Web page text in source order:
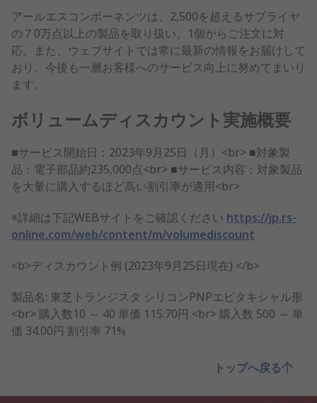
アールエスコンポーネンツは、2,500を超えるサプライヤ
の７0万点以上の製品を取り扱い、1個からご注文に対
応。また、ウェブサイトでは常に最新の情報をお届けして
おり、今後も一層お客様へのサービス向上に努めてまいり
ます。
ボリュームディスカウント実施概要
■サービス開始日：2023年9月25日（月）<br> ■対象製
品：電子部品約235,000点<br> ■サービス内容：対象製品
を大量に購入するほど高い割引率が適用<br>
※詳細は下記WEBサイトをご確認ください https://jp.rs-
online.com/web/content/m/volumediscount
<b>ディスカウント例 (2023年9月25日現在) </b>
製品名: 東芝トランジスタ シリコンPNPエピタキシャル形
<br> 購入数10 ～ 40 単価 115.70円 <br> 購入数 500 ～ 単
価 34.00円 割引率 71%
トップへ戻る